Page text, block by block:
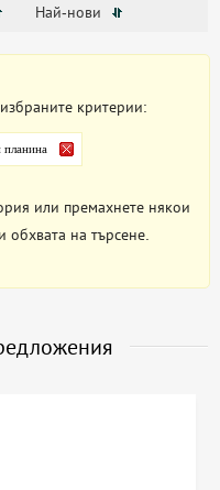
Най-нови
критерии:
или премахнете някои
на търсене.